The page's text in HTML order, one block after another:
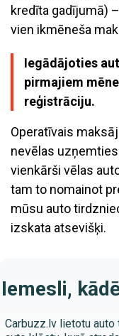
kredīta gadījumā)
vien ikmēneša
Iegādājoties
pirmajiem
reģistrāciju.
Operatīvais
nevēlas
vienkārši vēlas
tam to nomainot
mūsu auto
izskata atsevišķi.
Iemesli,
Carbuzz.lv lietotu